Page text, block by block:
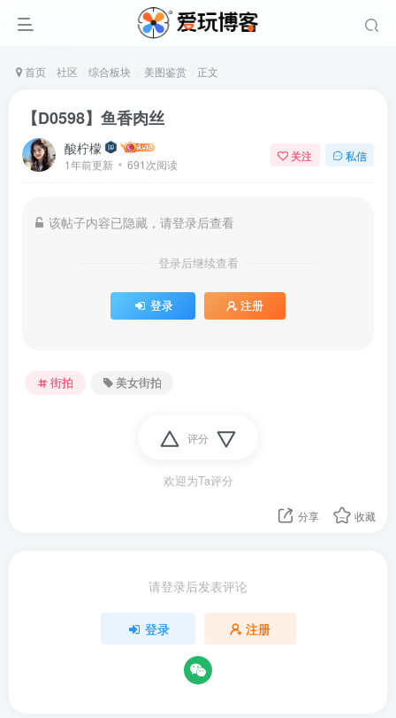
首页 社区 综合板块 美图鉴赏 正文
【D0598】鱼香肉丝
酸柠檬
1年前更新 691次阅读
关注 私信
该帖子内容已隐藏，请登录后查看
登录后继续查看
登录 注册
街拍 美女街拍
评分
欢迎为Ta评分
分享 收藏
请登录后发表评论
登录 注册